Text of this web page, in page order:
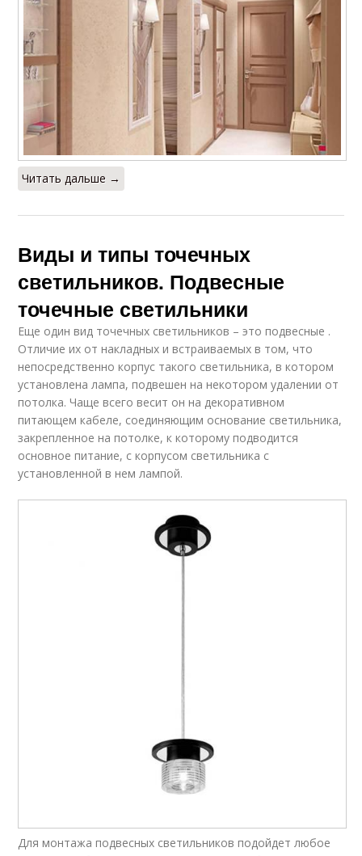
Читать дальше →
Виды и типы точечных
светильников. Подвесные
точечные светильники
Еще один вид точечных светильников – это подвесные .
Отличие их от накладных и встраиваемых в том, что
непосредственно корпус такого светильника, в котором
установлена лампа, подвешен на некотором удалении от
потолка. Чаще всего весит он на декоративном
питающем кабеле, соединяющим основание светильника,
закрепленное на потолке, к которому подводится
основное питание, с корпусом светильника с
установленной в нем лампой.
Для монтажа подвесных светильников подойдет любое